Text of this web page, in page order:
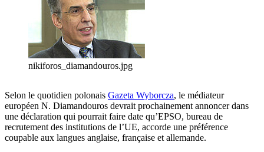
nikiforos_diamandouros.jpg
Selon le quotidien polonais Gazeta Wyborcza, le médiateur
européen N. Diamandouros devrait prochainement annoncer dans
une déclaration qui pourrait faire date qu’EPSO, bureau de
recrutement des institutions de l’UE, accorde une préférence
coupable aux langues anglaise, française et allemande.